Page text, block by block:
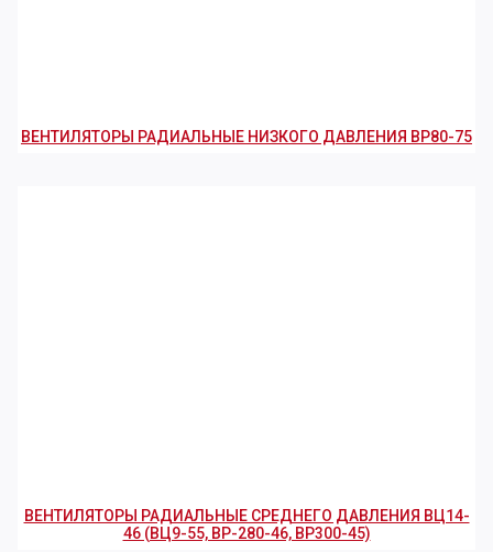
ВЕНТИЛЯТОРЫ РАДИАЛЬНЫЕ НИЗКОГО ДАВЛЕНИЯ ВР80-75
ВЕНТИЛЯТОРЫ РАДИАЛЬНЫЕ СРЕДНЕГО ДАВЛЕНИЯ ВЦ14-
46 (ВЦ9-55, ВР-280-46, ВР300-45)